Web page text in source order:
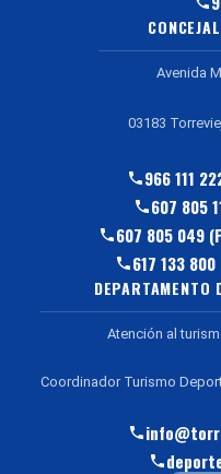
Avenida
03183
966 111
607 805
607 805 049
617 133
DEPARTAMENTO
Atención al
Coordinador Turismo